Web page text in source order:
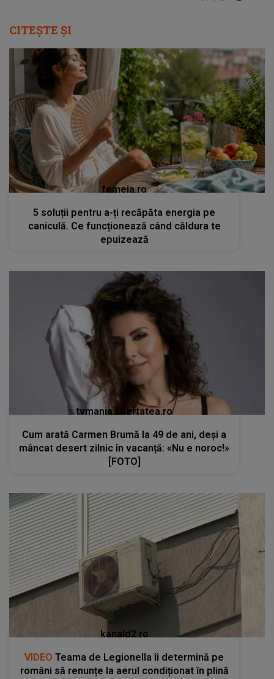
CITEȘTE ȘI
femeia.ro
5 soluții pentru a-ți recăpăta energia pe
caniculă. Ce funcționează când căldura te
epuizează
tvmania.libertatea.ro
Cum arată Carmen Brumă la 49 de ani, deși a
mâncat desert zilnic în vacanță: «Nu e noroc!»
[FOTO]
kanald2.ro
VIDEO Teama de Legionella îi determină pe
români să renunțe la aerul condiționat în plină